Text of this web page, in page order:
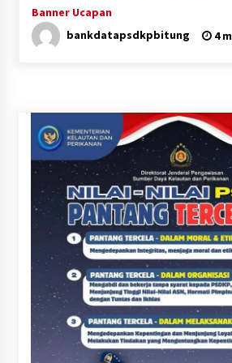
Ekspose Pengenaan Sanksi Administratif
Perikanan terhadap Kapal Penangkap
Bahari 36 yang Diproses Oleh Pangkalan
Bitung3 months ago
Jam Pimpinan
3 months ago
Kunjungan Diplomatik
Strengthening
dilaksanakan di
4 months ago
Selamat Hari Kartini
Banner Ucapan
bankdatapsdkpbitung
4